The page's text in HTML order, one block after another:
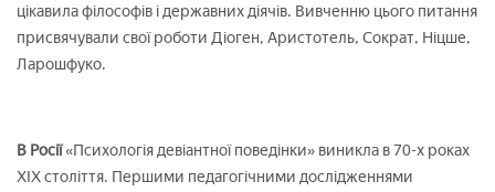
цікавила філософів і державних діячів. Вивченню цього питання
присвячували свої роботи Діоген, Аристотель, Сократ, Ніцше,
Ларошфуко.
В Росії«Психологія девіантної поведінки» виникла в 70-х роках
XIX століття. Першими педагогічними дослідженнями